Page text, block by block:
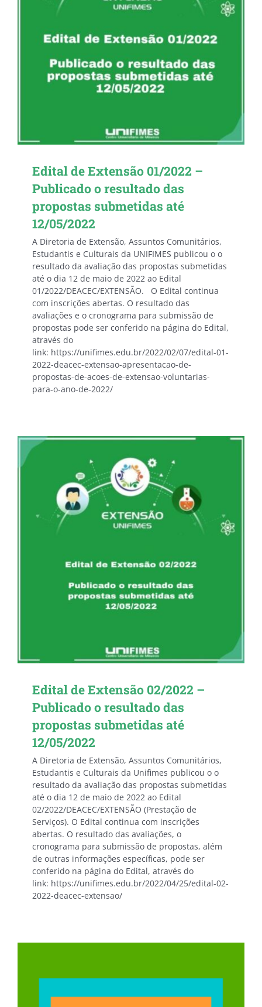
Edital de Extensão 01/2022 –
Publicado o resultado das
propostas submetidas até
12/05/2022
A Diretoria de Extensão, Assuntos Comunitários,
Estudantis e Culturais da UNIFIMES publicou o o
resultado da avaliação das propostas submetidas
até o dia 12 de maio de 2022 ao Edital
01/2022/DEACEC/EXTENSÃO. O Edital continua
com inscrições abertas. O resultado das
avaliações e o cronograma para submissão de
propostas pode ser conferido na página do Edital,
através do
link: https://unifimes.edu.br/2022/02/07/edital-01-
2022-deacec-extensao-apresentacao-de-
propostas-de-acoes-de-extensao-voluntarias-
para-o-ano-de-2022/
Edital de Extensão 02/2022 –
Publicado o resultado das
propostas submetidas até
12/05/2022
A Diretoria de Extensão, Assuntos Comunitários,
Estudantis e Culturais da Unifimes publicou o o
resultado da avaliação das propostas submetidas
até o dia 12 de maio de 2022 ao Edital
02/2022/DEACEC/EXTENSÃO (Prestação de
Serviços). O Edital continua com inscrições
abertas. O resultado das avaliações, o
cronograma para submissão de propostas, além
de outras informações específicas, pode ser
conferido na página do Edital, através do
link: https://unifimes.edu.br/2022/04/25/edital-02-
2022-deacec-extensao/